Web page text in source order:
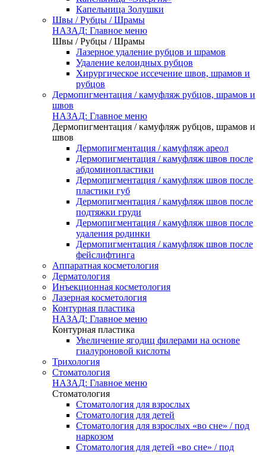
Капельница Золушки
Швы / Рубцы / Шрамы
НАЗАД: Главное меню
Швы / Рубцы / Шрамы
Лазерное удаление рубцов и шрамов
Удаление келоидных рубцов
Хирургическое иссечение швов, шрамов и
рубцов
Дермопигментация / камуфляж рубцов, шрамов и
швов
НАЗАД: Главное меню
Дермопигментация / камуфляж рубцов, шрамов и
швов
Дермопигментация / камуфляж ареол
Дермопигментация / камуфляж швов после
абдоминопластики
Дермопигментация / камуфляж швов после
пластики губ
Дермопигментация / камуфляж швов после
подтяжки груди
Дермопигментация / камуфляж швов после
удаления родинки
Дермопигментация / камуфляж швов после
фейслифтинга
Аппаратная косметология
Дерматология
Инъекционная косметология
Лазерная косметология
Контурная пластика
НАЗАД: Главное меню
Контурная пластика
Увеличение ягодиц филерами на основе
гиалуроновой кислоты
Трихология
Стоматология
НАЗАД: Главное меню
Стоматология
Стоматология для взрослых
Стоматология для детей
Стоматология для взрослых «во сне» / под
наркозом
Стоматология для детей «во сне» / под